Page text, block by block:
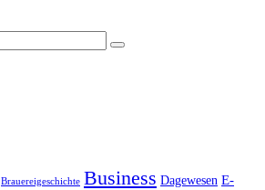
Brauereigeschichte Business Dagewesen E-